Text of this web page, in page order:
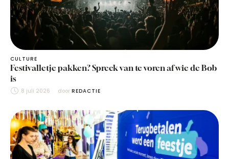
CULTURE
Festivalletje pakken? Spreek van te voren af wie de Bob
is
8 juli 2026 door REDACTIE